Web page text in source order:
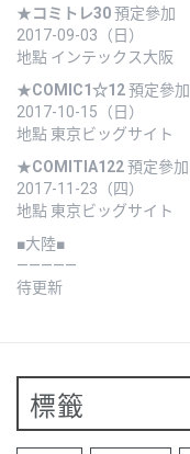
★コミトレ30預定參加
2017-09-03（日）
地點 インテックス大阪
★COMIC1☆12預定參加
2017-10-15（日）
地點 東京ビッグサイト
★COMITIA122預定參加
2017-11-23（四）
地點 東京ビッグサイト
■大陸■
—————
待更新
標籤